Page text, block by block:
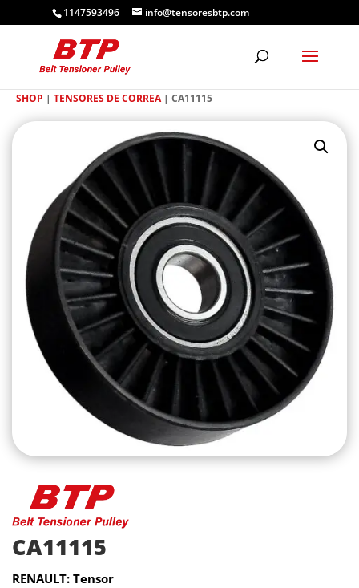
1147593496 info@tensoresbtp.com
SHOP | TENSORES DE CORREA| CA11115
CA11115
RENAULT: Tensor